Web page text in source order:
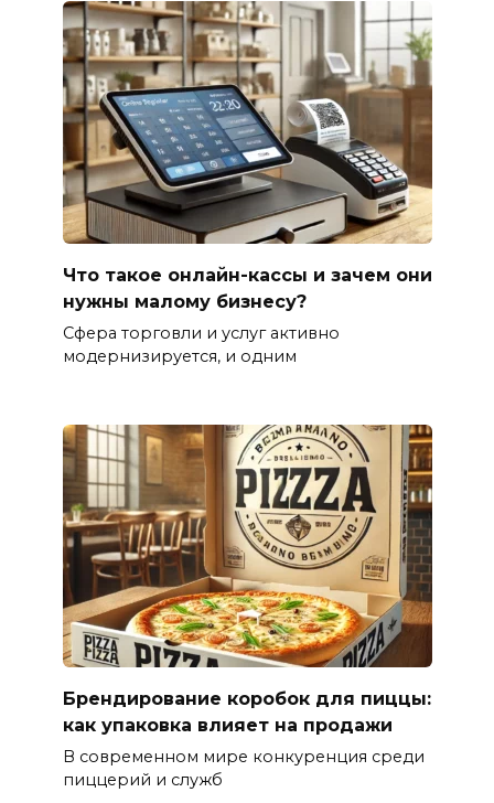
Что такое онлайн-кассы и зачем они
нужны малому бизнесу?
Сфера торговли и услуг активно
модернизируется, и одним
Брендирование коробок для пиццы:
как упаковка влияет на продажи
В современном мире конкуренция среди
пиццерий и служб